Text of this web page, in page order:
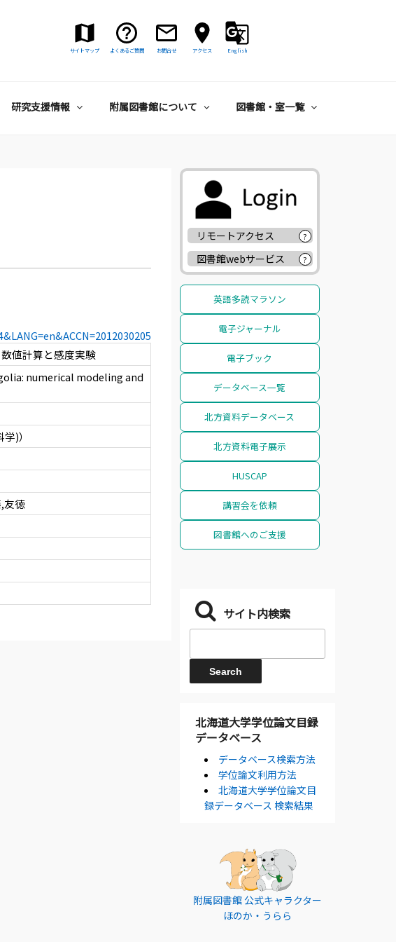
サイトマップ よくあるご質問 お問合せ アクセス English
研究支援情報 附属図書館について 図書館・室一覧
値計算と感度実験
numerical modeling and
)）
友徳
リモートアクセス ?
図書館webサービス ?
英語多読マラソン
電子ジャーナル
電子ブック
データベース一覧
北方資料データベース
北方資料電子展示
HUSCAP
講習会を依頼
図書館へのご支援
サイト内検索
北海道大学学位論文目録
データベース
データベース検索方法
学位論文利用方法
北海道大学学位論文目
録データベース 検索結果
附属図書館 公式キャラクター
ほのか・うらら